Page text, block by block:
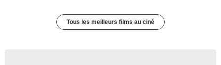
Tous les meilleurs films au ciné